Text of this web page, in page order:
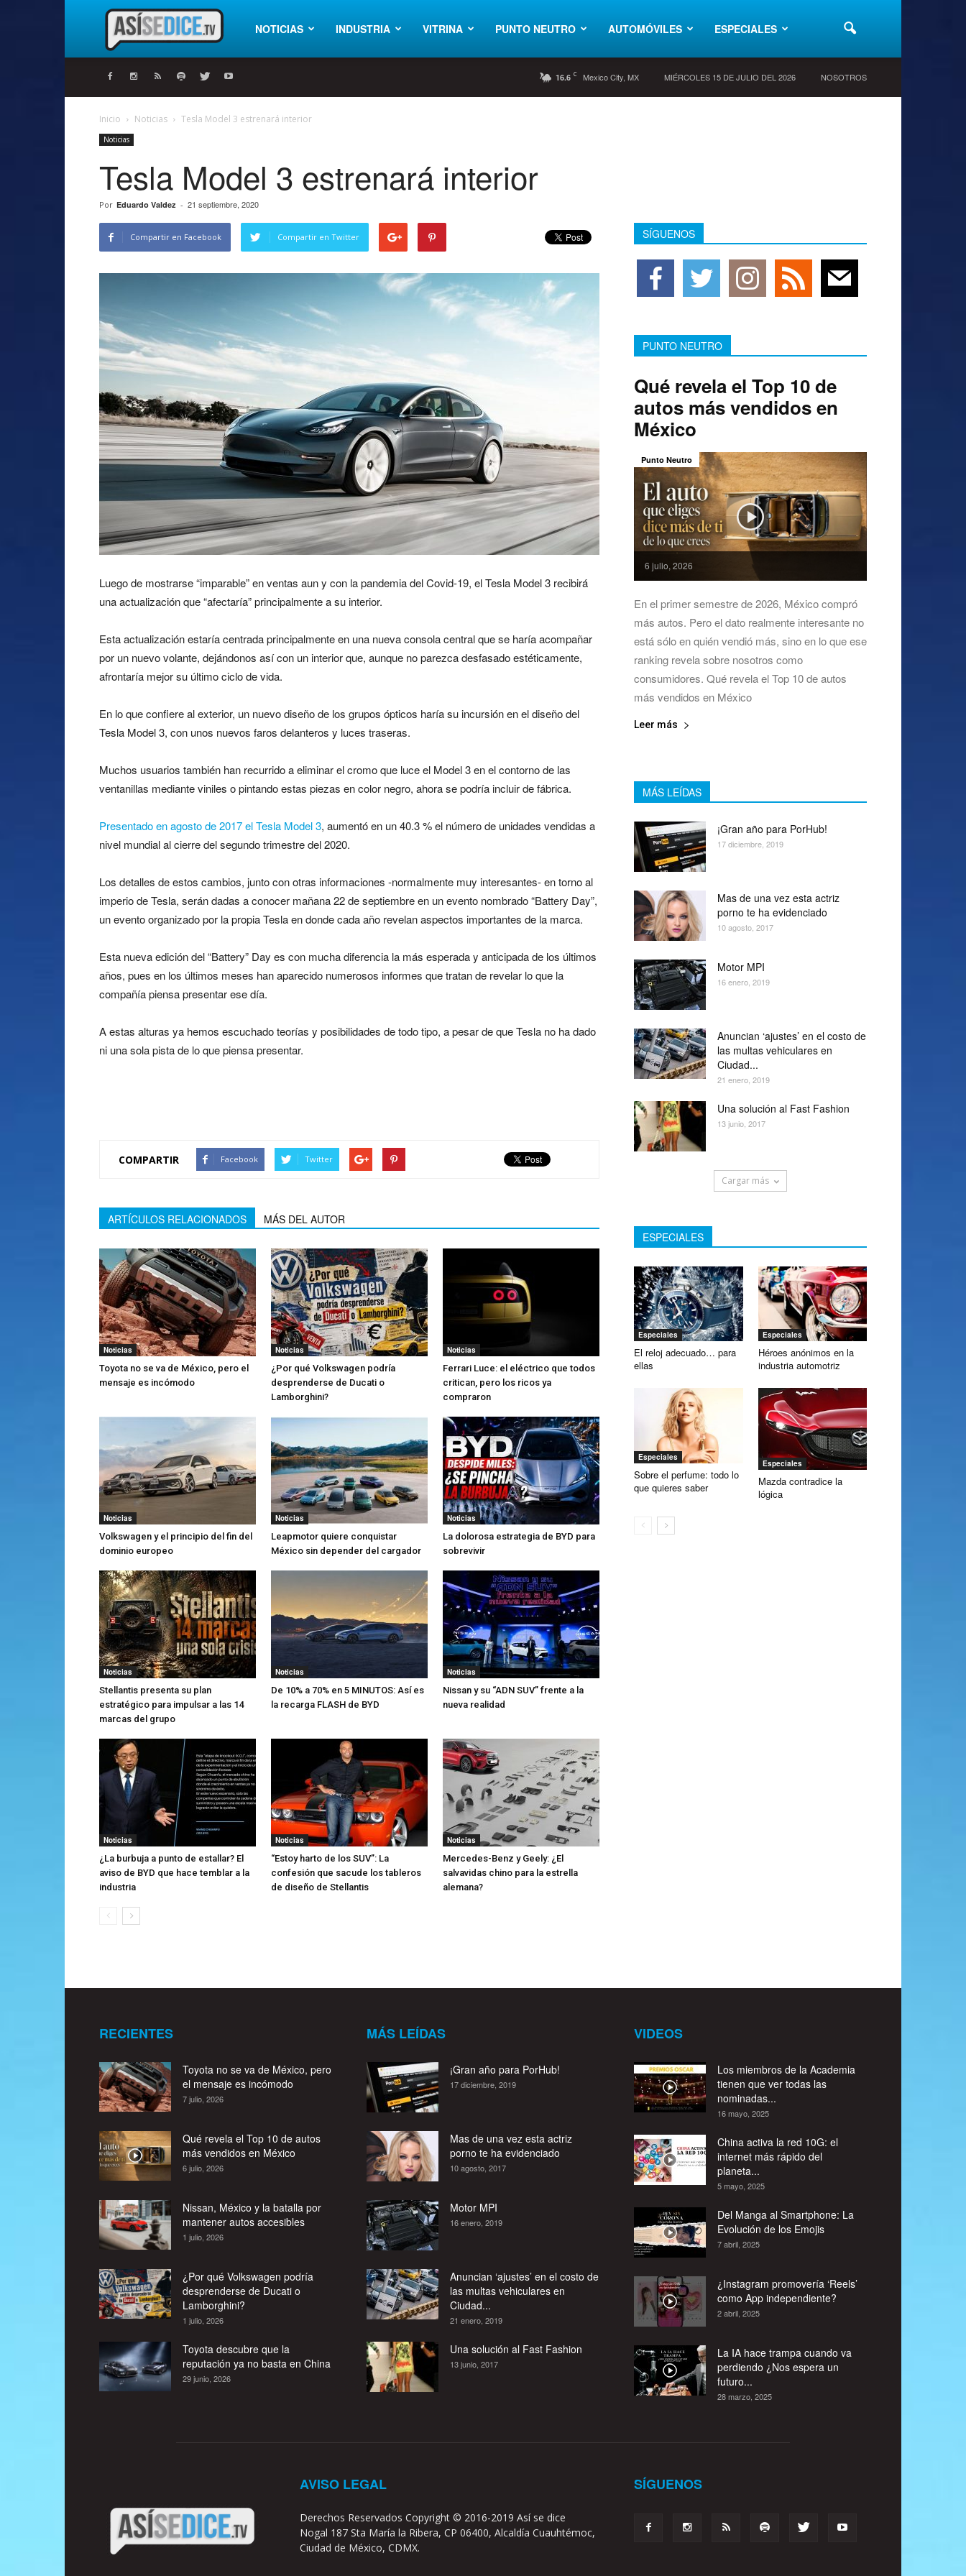
AsíNOTICIAS INDUSTRIA VITRINA PUNTO NEUTRO AUTOMÓVILES ESPECIALES
16.6 C Mexico City, MX MIÉRCOLES 15 DE JULIO DEL 2026 NOSOTROS
Inicio Noticias Tesla Model 3 estrenará interior
Noticias
Tesla Model 3 estrenará interior
Por Eduardo Valdez - 21 septiembre, 2020
Compartir en Facebook Compartir en Twitter
Luego de mostrarse “imparable” en ventas aun y con la pandemia del Covid-19, el Tesla Model 3 recibirá
una actualización que “afectaría” principalmente a su interior.
Esta actualización estaría centrada principalmente en una nueva consola central que se haría acompañar
por un nuevo volante, dejándonos así con un interior que, aunque no parezca desfasado estéticamente,
afrontaría mejor su último ciclo de vida.
En lo que confiere al exterior, un nuevo diseño de los grupos ópticos haría su incursión en el diseño del
Tesla Model 3, con unos nuevos faros delanteros y luces traseras.
Muchos usuarios también han recurrido a eliminar el cromo que luce el Model 3 en el contorno de las
ventanillas mediante viniles o pintando estas piezas en color negro, ahora se podría incluir de fábrica.
Presentado en agosto de 2017 el Tesla Model 3, aumentó en un 40.3 % el número de unidades vendidas a
nivel mundial al cierre del segundo trimestre del 2020.
Los detalles de estos cambios, junto con otras informaciones -normalmente muy interesantes- en torno al
imperio de Tesla, serán dadas a conocer mañana 22 de septiembre en un evento nombrado “Battery Day”,
un evento organizado por la propia Tesla en donde cada año revelan aspectos importantes de la marca.
Esta nueva edición del “Battery” Day es con mucha diferencia la más esperada y anticipada de los últimos
años, pues en los últimos meses han aparecido numerosos informes que tratan de revelar lo que la
compañía piensa presentar ese día.
A estas alturas ya hemos escuchado teorías y posibilidades de todo tipo, a pesar de que Tesla no ha dado
ni una sola pista de lo que piensa presentar.
COMPARTIR Facebook Twitter
ARTÍCULOS RELACIONADOS MÁS DEL AUTOR
Noticias
Toyota no se va de México, pero el
mensaje es incómodo
Noticias
¿Por qué Volkswagen podría
desprenderse de Ducati o
Lamborghini?
Noticias
Ferrari Luce: el eléctrico que todos
critican, pero los ricos ya
compraron
Noticias
Volkswagen y el principio del fin del
dominio europeo
Noticias
Leapmotor quiere conquistar
México sin depender del cargador
Noticias
La dolorosa estrategia de BYD para
sobrevivir
Noticias
Stellantis presenta su plan
estratégico para impulsar a las 14
marcas del grupo
Noticias
De 10% a 70% en 5 MINUTOS: Así es
la recarga FLASH de BYD
Noticias
Nissan y su “ADN SUV” frente a la
nueva realidad
Noticias
¿La burbuja a punto de estallar? El
aviso de BYD que hace temblar a la
industria
Noticias
“Estoy harto de los SUV”: La
confesión que sacude los tableros
de diseño de Stellantis
Noticias
Mercedes-Benz y Geely: ¿El
salvavidas chino para la estrella
alemana?
SÍGUENOS
PUNTO NEUTRO
Qué revela el Top 10 de
autos más vendidos en
México
6 julio, 2026
Punto Neutro
En el primer semestre de 2026, México compró
más autos. Pero el dato realmente interesante no
está sólo en quién vendió más, sino en lo que ese
ranking revela sobre nosotros como
consumidores. Qué revela el Top 10 de autos
más vendidos en México
Leer más
MÁS LEÍDAS
¡Gran año para PorHub!
17 diciembre, 2019
Mas de una vez esta actriz
porno te ha evidenciado
10 agosto, 2017
Motor MPI
16 enero, 2019
Anuncian ‘ajustes’ en el costo de
las multas vehiculares en
Ciudad...
21 enero, 2019
Una solución al Fast Fashion
13 junio, 2017
Cargar más
ESPECIALES
Especiales
El reloj adecuado… para
ellas
Especiales
Héroes anónimos en la
industria automotriz
Especiales
Sobre el perfume: todo lo
que quieres saber
Especiales
Mazda contradice la
lógica
RECIENTES
Toyota no se va de México, pero
el mensaje es incómodo
7 julio, 2026
Qué revela el Top 10 de autos
más vendidos en México
6 julio, 2026
Nissan, México y la batalla por
mantener autos accesibles
1 julio, 2026
¿Por qué Volkswagen podría
desprenderse de Ducati o
Lamborghini?
1 julio, 2026
Toyota descubre que la
reputación ya no basta en China
29 junio, 2026
MÁS LEÍDAS
¡Gran año para PorHub!
17 diciembre, 2019
Mas de una vez esta actriz
porno te ha evidenciado
10 agosto, 2017
Motor MPI
16 enero, 2019
Anuncian ‘ajustes’ en el costo de
las multas vehiculares en
Ciudad...
21 enero, 2019
Una solución al Fast Fashion
13 junio, 2017
VIDEOS
Los miembros de la Academia
tienen que ver todas las
nominadas...
16 mayo, 2025
China activa la red 10G: el
internet más rápido del
planeta...
5 mayo, 2025
Del Manga al Smartphone: La
Evolución de los Emojis
7 abril, 2025
¿Instagram promovería ‘Reels’
como App independiente?
2 abril, 2025
La IA hace trampa cuando va
perdiendo ¿Nos espera un
futuro...
28 marzo, 2025
AVISO LEGAL
Derechos Reservados Copyright © 2016-2019 Así se dice
Nogal 187 Sta María la Ribera, CP 06400, Alcaldía Cuauhtémoc,
Ciudad de México, CDMX.
SÍGUENOS